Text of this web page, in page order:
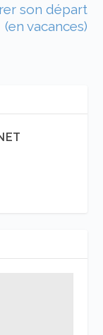
son départ
(en vacances)